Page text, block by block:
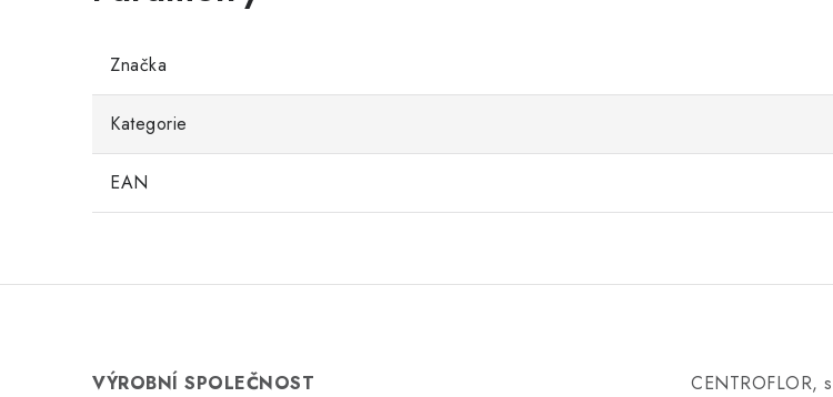
Značka
Kategorie
EAN
VÝROBNÍ SPOLEČNOST CENTROFLOR,